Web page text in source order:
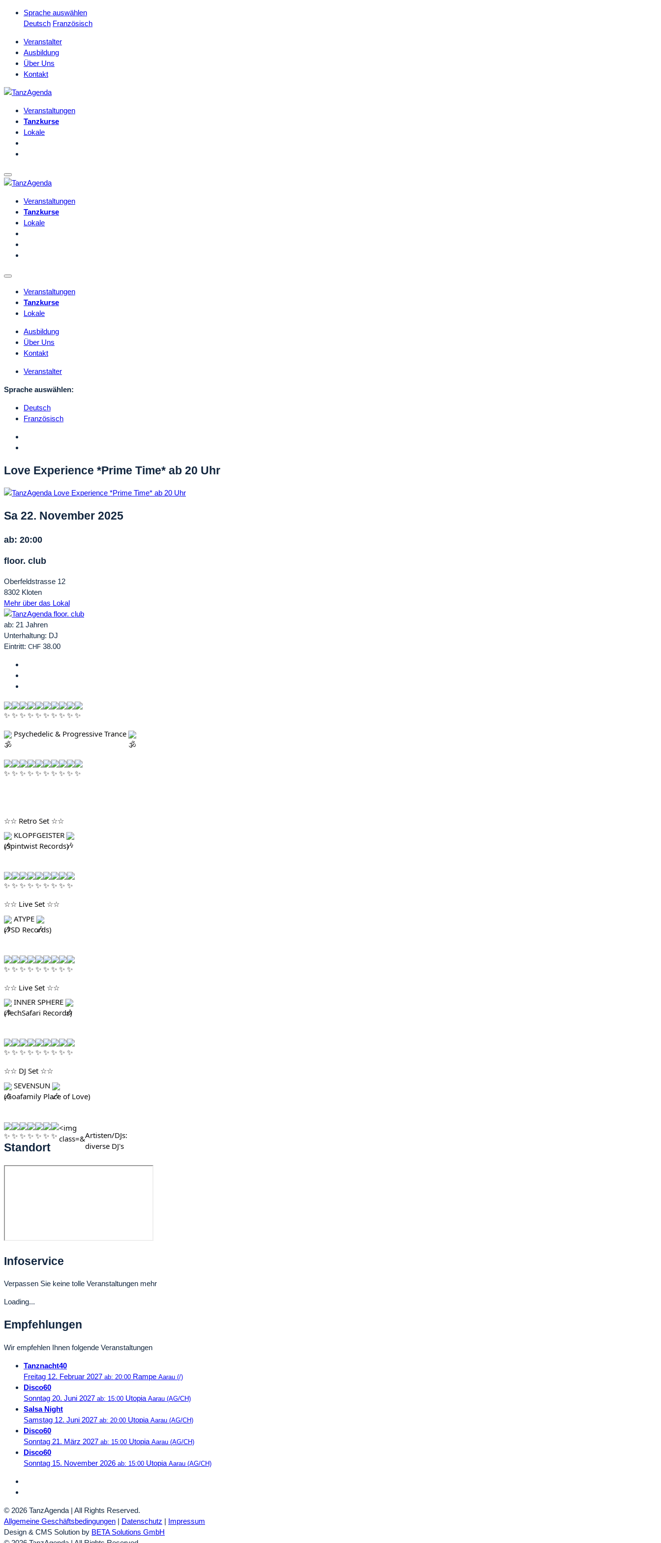
Sprache auswählen
Deutsch Französisch
Veranstalter
Ausbildung
Über Uns
Kontakt
Veranstaltungen
Tanzkurse
Lokale
Veranstaltungen
Tanzkurse
Lokale
Veranstaltungen
Tanzkurse
Lokale
Ausbildung
Über Uns
Kontakt
Veranstalter
Sprache auswählen:
Deutsch
Französisch
Love Experience *Prime Time* ab 20 Uhr
Sa 22. November 2025
ab: 20:00
floor. club
Oberfeldstrasse 12
8302 Kloten
Mehr über das Lokal
ab: 21 Jahren
Unterhaltung: DJ
Eintritt: CHF 38.00
Psychedelic & Progressive Trance
☆☆ Retro Set ☆☆
KLOPFGEISTER
(Spintwist Records)
☆☆ Live Set ☆☆
ATYPE
(7SD Records)
☆☆ Live Set ☆☆
INNER SPHERE
(TechSafari Records)
☆☆ DJ Set ☆☆
SEVENSUN
(Goafamily Place of Love)
<img
class=&Artisten/DJs:
diverse DJ's
Standort
Infoservice
Verpassen Sie keine tolle Veranstaltungen mehr
Loading...
Empfehlungen
Wir empfehlen Ihnen folgende Veranstaltungen
Tanznacht40
Freitag 12. Februar 2027 ab: 20:00 Rampe Aarau (/)
Disco60
Sonntag 20. Juni 2027 ab: 15:00 Utopia Aarau (AG/CH)
Salsa Night
Samstag 12. Juni 2027 ab: 20:00 Utopia Aarau (AG/CH)
Disco60
Sonntag 21. März 2027 ab: 15:00 Utopia Aarau (AG/CH)
Disco60
Sonntag 15. November 2026 ab: 15:00 Utopia Aarau (AG/CH)
© 2026 TanzAgenda | All Rights Reserved.
Allgemeine Geschäftsbedingungen | Datenschutz | Impressum
Design & CMS Solution by BETA Solutions GmbH